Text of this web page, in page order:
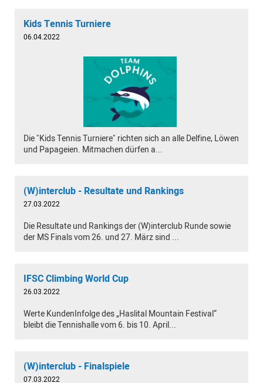
Kids Tennis Turniere
06.04.2022
Die "Kids Tennis Turniere" richten sich an alle Delfine, Löwen
und Papageien. Mitmachen dürfen a...
(W)interclub - Resultate und Rankings
27.03.2022
Die Resultate und Rankings der (W)interclub Runde sowie
der MS Finals vom 26. und 27. März sind ...
IFSC Climbing World Cup
26.03.2022
Werte KundenInfolge des „Haslital Mountain Festival“
bleibt die Tennishalle vom 6. bis 10. April...
(W)interclub - Finalspiele
07.03.2022